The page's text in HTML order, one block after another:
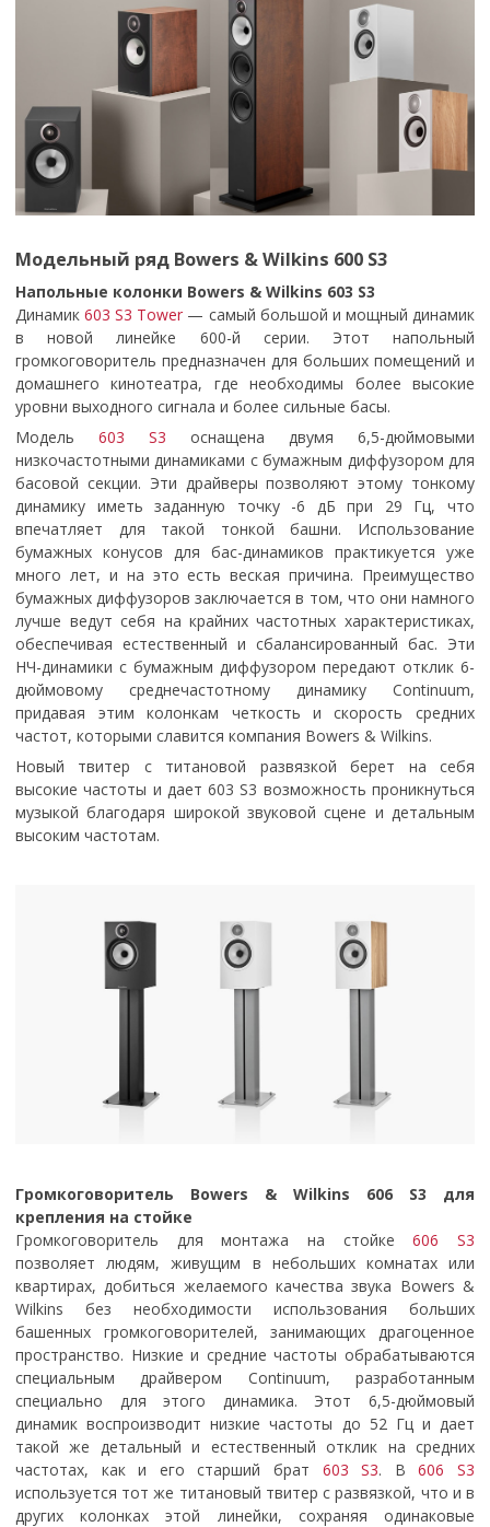
Модельный ряд Bowers & Wilkins 600 S3
Напольные колонки Bowers & Wilkins 603 S3
Динамик603 S3 Tower — самый большой и мощный динамик
в новой линейке 600-й серии. Этот напольный
громкоговоритель предназначен для больших помещений и
домашнего кинотеатра, где необходимы более высокие
уровни выходного сигнала и более сильные басы.
Модель603 S3 оснащена двумя 6,5-дюймовыми
низкочастотными динамиками с бумажным диффузором для
басовой секции. Эти драйверы позволяют этому тонкому
динамику иметь заданную точку -6 дБ при 29 Гц, что
впечатляет для такой тонкой башни. Использование
бумажных конусов для бас-динамиков практикуется уже
много лет, и на это есть веская причина. Преимущество
бумажных диффузоров заключается в том, что они намного
лучше ведут себя на крайних частотных характеристиках,
обеспечивая естественный и сбалансированный бас. Эти
НЧ-динамики с бумажным диффузором передают отклик 6-
дюймовому среднечастотному динамику Continuum,
придавая этим колонкам четкость и скорость средних
частот, которыми славится компания Bowers & Wilkins.
Новый твитер с титановой развязкой берет на себя
высокие частоты и дает 603 S3 возможность проникнуться
музыкой благодаря широкой звуковой сцене и детальным
высоким частотам.
Громкоговоритель Bowers & Wilkins 606 S3 для
крепления на стойке
Громкоговоритель для монтажа на стойке606 S3
позволяет людям, живущим в небольших комнатах или
квартирах, добиться желаемого качества звука Bowers &
Wilkins без необходимости использования больших
башенных громкоговорителей, занимающих драгоценное
пространство. Низкие и средние частоты обрабатываются
специальным драйвером Continuum, разработанным
специально для этого динамика. Этот 6,5-дюймовый
динамик воспроизводит низкие частоты до 52 Гц и дает
такой же детальный и естественный отклик на средних
частотах, как и его старший брат 603 S3. В606 S3
используется тот же титановый твитер с развязкой, что и в
других колонках этой линейки, сохраняя одинаковые